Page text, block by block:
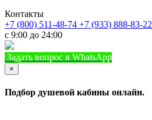
Контакты
+7 (800) 511-48-74 +7 (933) 888-83-22
с 9:00 до 24:00
Задать вопрос в WhatsApp
×
Подбор душевой кабины онлайн.